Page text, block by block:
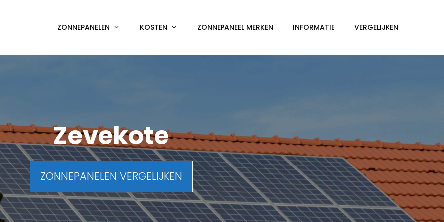
ZONNEPANELEN KOSTEN ZONNEPANEEL MERKEN INFORMATIE VERGELIJKEN
Zevekote
ZONNEPANELEN VERGELIJKEN